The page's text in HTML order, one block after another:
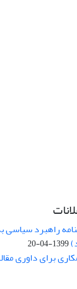
راهبرد
1399-04-20
برای داوری